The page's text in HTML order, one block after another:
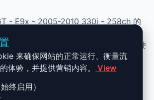
- E9x - 2005-2010 330i - 258ch 的
性能、安全与简便性。无需机械改动，
矩并优化油耗。非常适合追求更灵敏驾驶
可靠性的车主。
3 / GT - E9x - 2005-
来确保网站的正常运行、衡量流
体验，并提供营销内容。
View
终启用）